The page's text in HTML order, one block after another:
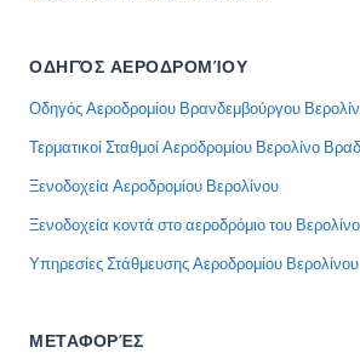
ΟΔΗΓΌΣ ΑΕΡΟΔΡΟΜΊΟΥ
Οδηγός Αεροδρομίου Βρανδεμβούργου
Τερματικοί Σταθμοί Αεροδρομίου Βερολίνο
Ξενοδοχεία Αεροδρομίου Βερολίνου
Ξενοδοχεία κοντά στο αεροδρόμιο του
Υπηρεσίες Στάθμευσης Αεροδρομίου Βερολίνου
ΜΕΤΑΦΟΡΈΣ